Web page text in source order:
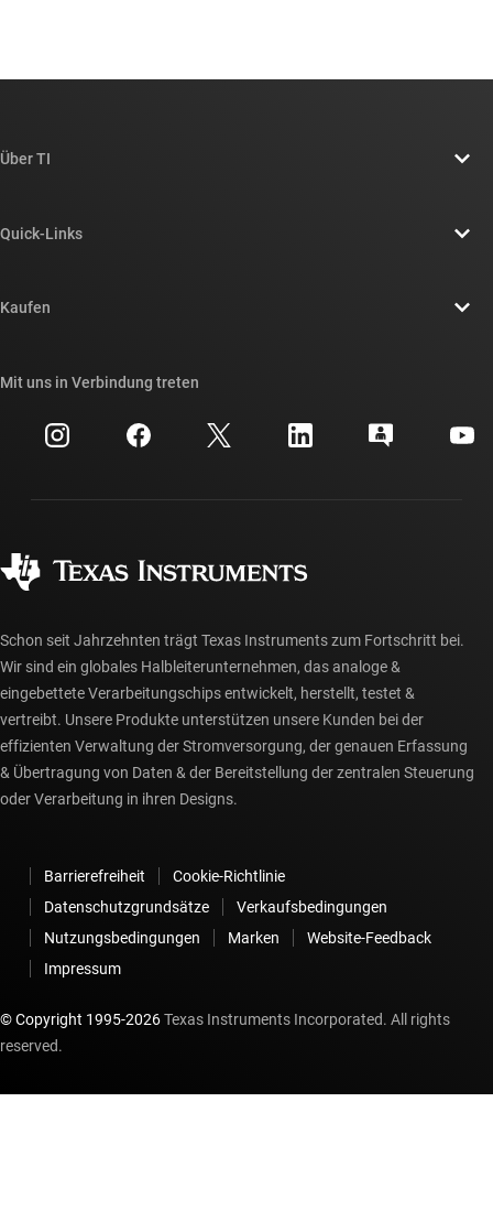
Über TI
Newsroom
Investorenbeziehungen
Fertigung
Quick-Links
Querverweis-Suche
Kundensupportzentrum
myTI-Konto FAQs
Kaufen
Häufig gestellte Fragen zu Bestellungen
Mit uns in Verbindung treten
Schon seit Jahrzehnten trägt Texas Instruments zum Fortschritt bei.
Wir sind ein globales Halbleiterunternehmen, das analoge &
eingebettete Verarbeitungschips entwickelt, herstellt, testet &
vertreibt. Unsere Produkte unterstützen unsere Kunden bei der
effizienten Verwaltung der Stromversorgung, der genauen Erfassung
& Übertragung von Daten & der Bereitstellung der zentralen Steuerung
oder Verarbeitung in ihren Designs.
Barrierefreiheit
Cookie-Richtlinie
Datenschutzgrundsätze
Verkaufsbedingungen
Nutzungsbedingungen
Marken
Website-Feedback
Impressum
© Copyright 1995-2026Texas Instruments Incorporated. All rights
reserved.